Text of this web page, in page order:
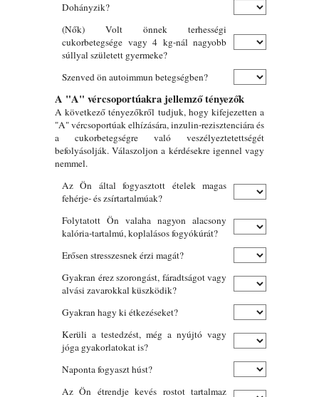
Dohányzik?
(Nők) Volt önnek terhességi
cukorbetegsége vagy 4 kg-nál nagyobb
súllyal született gyermeke?
Szenved ön autoimmun betegségben?
A "A" vércsoportúakra jellemző tényezők
A következő tényezőkről tudjuk, hogy kifejezetten a
"A" vércsoportúak elhízására, inzulin-rezisztenciára és
a cukorbetegségre való veszélyeztetettségét
befolyásolják. Válaszoljon a kérdésekre igennel vagy
nemmel.
Az Ön által fogyasztott ételek magas
fehérje- és zsírtartalmúak?
Folytatott Ön valaha nagyon alacsony
kalória-tartalmú, koplalásos fogyókúrát?
Erősen stresszesnek érzi magát?
Gyakran érez szorongást, fáradtságot vagy
alvási zavarokkal küszködik?
Gyakran hagy ki étkezéseket?
Kerüli a testedzést, még a nyújtó vagy
jóga gyakorlatokat is?
Naponta fogyaszt húst?
Az Ön étrendje kevés rostot tartalmaz